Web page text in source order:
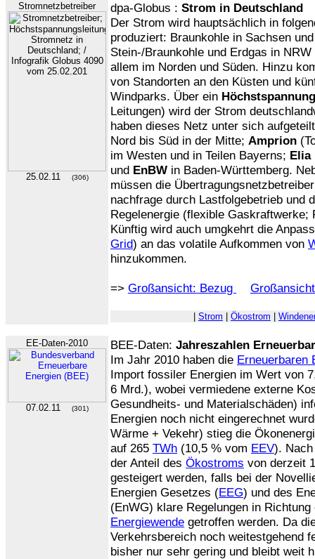
Stromnetzbetreiber
25.02.11 (306)
dpa-Globus : Strom in Deutschland
Der Strom wird hauptsächlich in
produziert: Braunkohle in Sachsen
Stein-/Braunkohle und Erdgas in
allem im Norden und Süden. Hinzu
von Standorten an den Küsten und
Windparks. Über ein
Leitungen) wird der Strom
haben dieses Netz unter sich
Nord bis Süd in der Mitte; Amprion
im Westen und in Teilen Bayerns; Elia
und EnBW in Baden-Württemberg.
müssen die
nachfrage durch Lastfolgebetrieb und
Regelenergie (flexible Gaskraftwerke;
Künftig wird auch umgkehrt die
Grid) an das volatile Aufkommen von
hinzukommen.
=> Großansicht: Bezug
Strom Ökostrom
EE-Daten-2010
07.02.11 (301)
BEE-Daten: Jahreszahlen
Im Jahr 2010 haben die Erneuerbaren
Import fossiler Energien im Wert von
6 Mrd.), wobei vermiedene externe
Gesundheits- und Materialschäden)
Energien noch nicht eingerechnet
Wärme + Vekehr) stieg die
auf 265 TWh (10,5 % vom EEV).
der Anteil des Ökostroms von derzeit
gesteigert werden, falls bei der
Energien Gesetzes (EEG) und des
(EnWG) klare Regelungen in
Energiewende getroffen werden. Da
Verkehrsbereich noch weitestgehend
bisher nur sehr gering und bleibt weit